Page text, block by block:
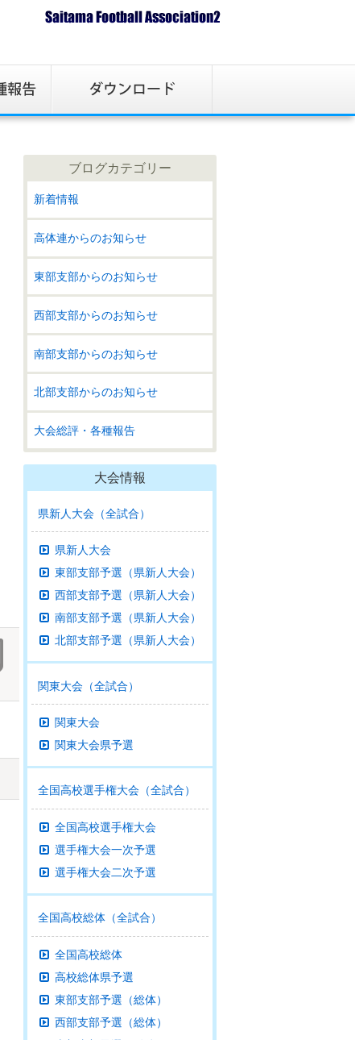
ブログカテゴリー
新着情報
高体連からのお知らせ
東部支部からのお知らせ
西部支部からのお知らせ
南部支部からのお知らせ
北部支部からのお知らせ
大会総評・各種報告
大会情報
県新人大会（全試合）
県新人大会
東部支部予選（県新人大会）
西部支部予選（県新人大会）
南部支部予選（県新人大会）
北部支部予選（県新人大会）
関東大会（全試合）
関東大会
関東大会県予選
全国高校選手権大会（全試合）
全国高校選手権大会
選手権大会一次予選
選手権大会二次予選
全国高校総体（全試合）
全国高校総体
高校総体県予選
東部支部予選（総体）
西部支部予選（総体）